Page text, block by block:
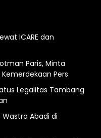
ICARE dan
Paris, Minta
Pers
Legalitas Tambang
Abadi di